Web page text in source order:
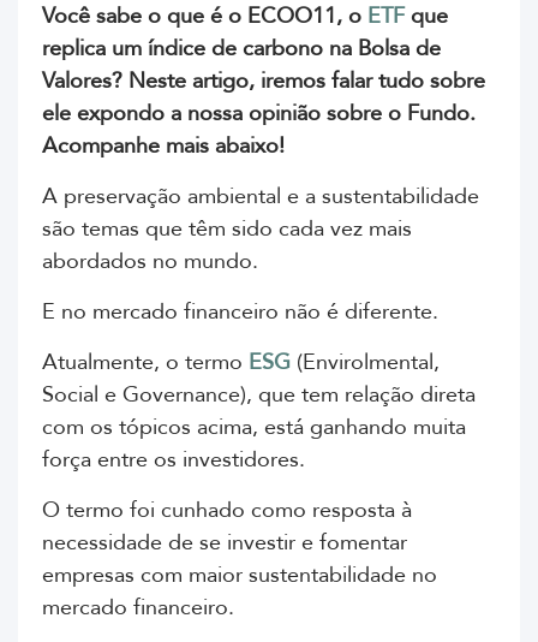
Você sabe o que é o ECOO11, o ETFque
replica um índice de carbono na Bolsa de
Valores? Neste artigo, iremos falar tudo sobre
ele expondo a nossa opinião sobre o Fundo.
Acompanhe mais abaixo!
A preservação ambiental e a sustentabilidade
são temas que têm sido cada vez mais
abordados no mundo.
E no mercado financeiro não é diferente.
Atualmente, o termo ESG (Envirolmental,
Social e Governance), que tem relação direta
com os tópicos acima, está ganhando muita
força entre os investidores.
O termo foi cunhado como resposta à
necessidade de se investir e fomentar
empresas com maior sustentabilidade no
mercado financeiro.